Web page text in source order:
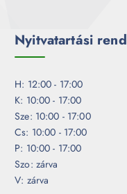
Nyitvatartási rend
H: 12:00 - 17:00
K: 10:00 - 17:00
Sze: 10:00 - 17:00
Cs: 10:00 - 17:00
P: 10:00 - 17:00
Szo: zárva
V: zárva